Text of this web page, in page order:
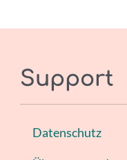
Support
Datenschutz